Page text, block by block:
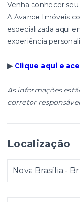
Venha conhecer
A Avance Imóveis
especializada aqui
experiência
▶Clique aqui e
As informações
corretor
Localização
Nova Brasília -